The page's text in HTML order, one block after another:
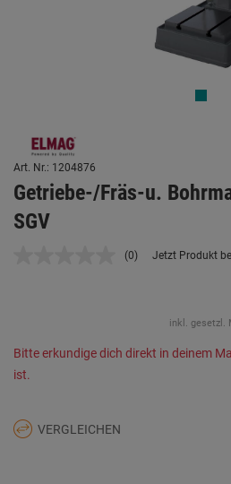
Art. Nr.: 1204876
Getriebe-/Fräs-u.
SGV
Kein
derselben
(0) Jetzt Produkt
inkl. gesetzl.
Bitte erkundige dich direkt in deinem
ist.
VERGLEICHEN